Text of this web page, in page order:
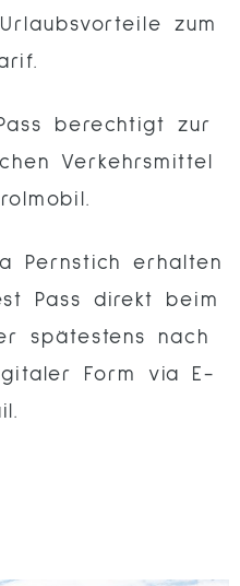
zum
berechtigt zur
Verkehrsmittel
Pernstich erhalten
Pass direkt beim
spätestens nach
Form via E-